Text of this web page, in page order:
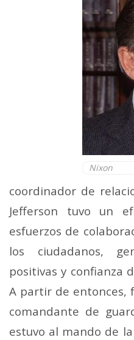
Nixon
coordinador de
Jefferson tuvo un
esfuerzos de
los ciudadanos,
positivas y confianza
A partir de entonces,
comandante de
estuvo al mando de